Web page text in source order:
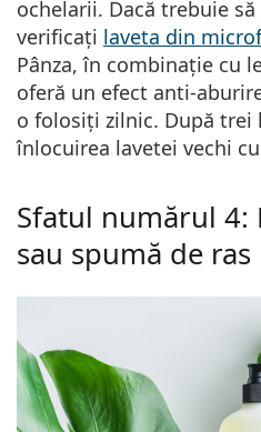
ochelarii. Dacă trebuie
verificați laveta din
Pânza, în combinație cu
oferă un efect anti-
o folosiți zilnic. După trei
înlocuirea lavetei vechi
Sfatul numărul 4:
sau spumă de ras